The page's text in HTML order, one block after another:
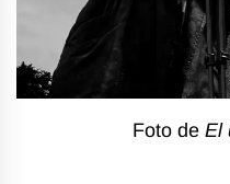
Foto de El